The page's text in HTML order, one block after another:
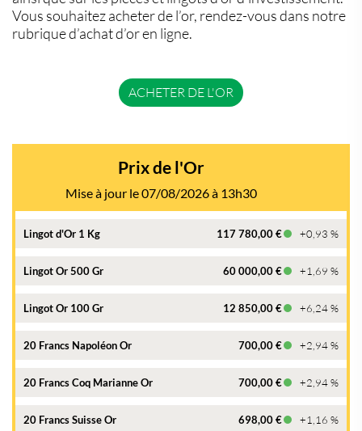
Vous souhaitez acheter de l’or, rendez-vous dans notre
rubrique d’achat d’or en ligne.
ACHETER DE L'OR
Prix de l'Or
Mise à jour le 07/08/2026 à 13h30
Lingot d'Or 1 Kg 117 780,00 € +0,93 %
Lingot Or 500 Gr 60 000,00 € +1,69 %
Lingot Or 100 Gr 12 850,00 € +6,24 %
20 Francs Napoléon Or 700,00 € +2,94 %
20 Francs Coq Marianne Or 700,00 € +2,94 %
20 Francs Suisse Or 698,00 € +1,16 %